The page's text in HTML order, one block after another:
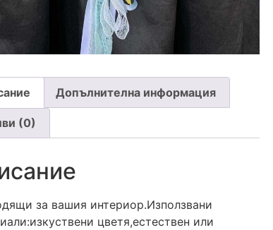
Допълнителна информация
(0)
за вашия интериор.Използвани
цветя,естествен или